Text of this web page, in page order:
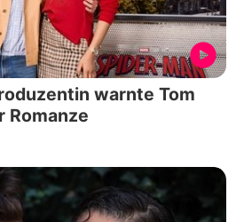
warnte Tom
Romanze